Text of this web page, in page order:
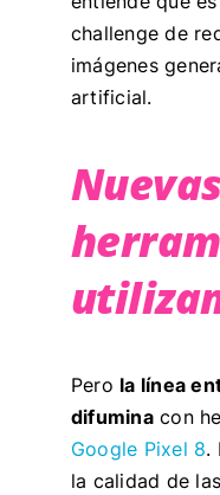
challenge de
imágenes
artificial.
Nuevas
Pero la línea
difuminacon
Google Pixel 8.
la calidad de